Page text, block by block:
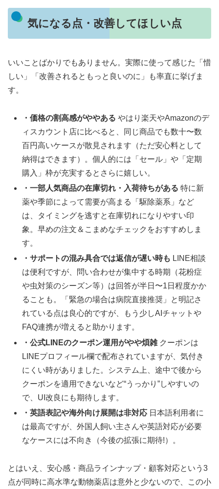
気になる点・改善してほしい点
いいことばかりでもありません。実際に使って感じた「惜
しい」「改善されるともっと良いのに」も率直に挙げま
す。
・価格の割高感がややある やはり楽天やAmazonのデ
ィスカウント店に比べると、同じ商品でも数十〜数
百円高いケースが散見されます（ただ安心料として
納得はできます）。個人的には「セール」や「定期
購入」枠が充実するとさらに嬉しい。
・一部人気商品の在庫切れ・入荷待ちがある 特に新
薬や季節によって需要が高まる「駆除薬系」など
は、タイミングを逃すと在庫切れになりやすい印
象。早めの注文＆こまめなチェックをおすすめしま
す。
・サポートの混み具合では返信が遅い時も LINE相談
は便利ですが、問い合わせが集中する時期（花粉症
や虫対策のシーズン等）は回答が半日〜1日程度かか
ることも。「緊急の場合は病院直接推奨」と明記さ
れている点は良心的ですが、もう少しAIチャットや
FAQ連携が増えると助かります。
・公式LINEのクーポン運用がやや煩雑クーポンは
LINEプロフィール欄で配布されていますが、気付き
にくい時がありました。システム上、途中で後から
クーポンを適用できないなど“うっかり”しやすいの
で、UI改良にも期待します。
・英語表記や海外向け展開は非対応 日本語利用者に
は最高ですが、外国人飼い主さんや英語対応が必要
なケースには不向き（今後の拡張に期待!）。
とはいえ、安心感・商品ラインナップ・顧客対応という3
点が同時に高水準な動物薬店は意外と少ないので、この小